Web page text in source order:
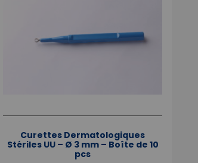
Curettes Dermatologiques
Stériles UU – Ø 3 mm – Boîte de 10
pcs